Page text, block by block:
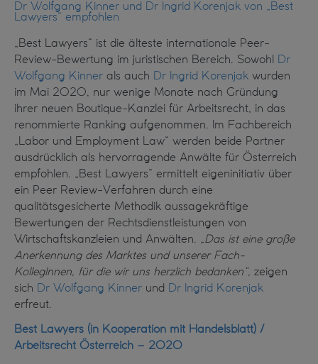
Dr Wolfgang Kinner und Dr Ingrid Korenjak von „Best
Lawyers“ empfohlen
„Best Lawyers“ ist die älteste internationale Peer-
Review-Bewertung im juristischen Bereich. Sowohl
Dr
Wolfgang Kinner als auch Dr Ingrid Korenjak wurden
im Mai 2020, nur wenige Monate nach Gründung
ihrer neuen Boutique-Kanzlei für Arbeitsrecht, in das
renommierte Ranking aufgenommen. Im Fachbereich
„Labor und Employment Law“ werden beide Partner
ausdrücklich als hervorragende Anwälte für Österreich
empfohlen. „Best Lawyers“ ermittelt eigeninitiativ über
ein Peer Review-Verfahren durch eine
qualitätsgesicherte Methodik aussagekräftige
Bewertungen der Rechtsdienstleistungen von
Wirtschaftskanzleien und Anwälten. „Das ist eine große
Anerkennung des Marktes und unserer Fach-
KollegInnen, für die wir uns herzlich bedanken“, zeigen
sich Dr Wolfgang Kinner und Dr Ingrid Korenjak
erfreut.
Best Lawyers (in Kooperation mit Handelsblatt) /
Arbeitsrecht Österreich – 2020​